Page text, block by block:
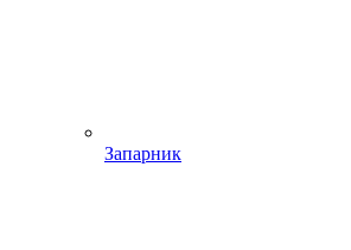
Запарник